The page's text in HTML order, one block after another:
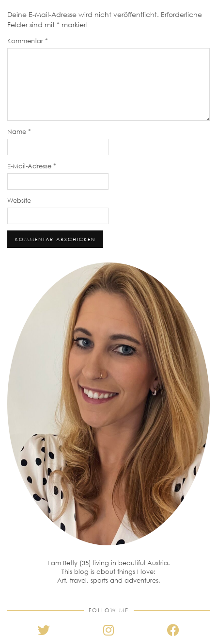
Deine E-Mail-Adresse wird nicht veröffentlicht. Erforderliche
Felder sind mit * markiert
Kommentar *
Name *
E-Mail-Adresse *
Website
I am Betty (35) living in beautiful Austria.
This blog is about things I love:
Art, travel, sports and adventures.
FOLLOW ME